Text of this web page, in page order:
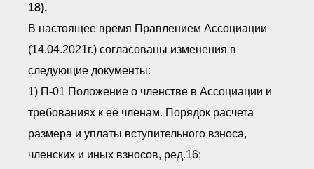
Архив реестров
Общественный контроль
Антикоррупционная политика
Орган надзора
Охрана труда
18).
В настоящее время Правлением Ассоциации
(14.04.2021г.) согласованы изменения в
следующие документы:
1) П-01 Положение о членстве в Ассоциации и
требованиях к её членам. Порядок расчета
размера и уплаты вступительного взноса,
членских и иных взносов, ред.16;